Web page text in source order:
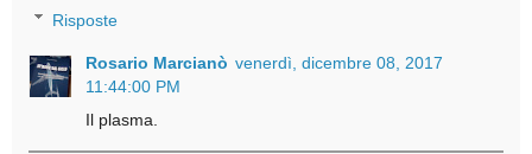
Risposte
Rosario Marcianò venerdì, dicembre 08, 2017
11:44:00 PM
Il plasma.